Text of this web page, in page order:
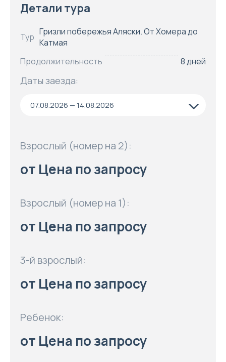
Детали тура
Тур Гризли побережья Аляски. От Хомера до
Катмая
Продолжительность
8 дней
Даты заезда:
07.08.2026 — 14.08.2026
Взрослый (номер на 2):
от Цена по запросу
Взрослый (номер на 1):
от Цена по запросу
3-й взрослый:
от Цена по запросу
Ребенок:
от Цена по запросу